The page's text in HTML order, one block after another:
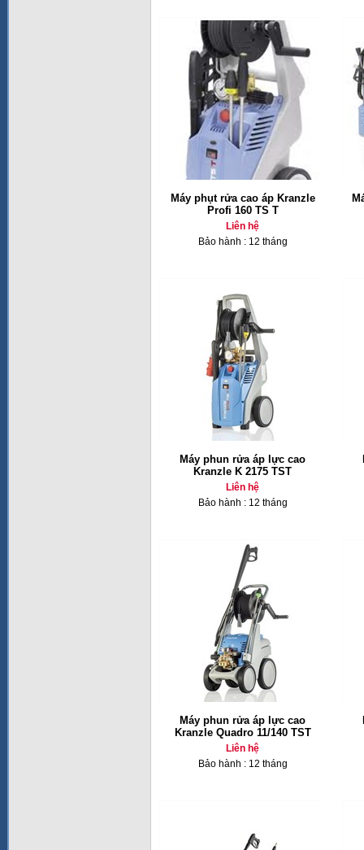
Máy phụt rửa cao áp Kranzle
Profi 160 TS T
Liên hệ
Bảo hành : 12 tháng
Máy phun rửa áp lực cao
Kranzle K 2175 TST
Liên hệ
Bảo hành : 12 tháng
Máy phun rửa áp lực cao
Kranzle Quadro 11/140 TST
Liên hệ
Bảo hành : 12 tháng